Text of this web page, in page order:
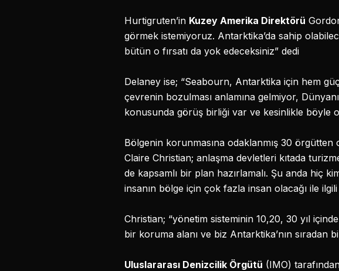
Hurtigruten’in Kuzey Amerika Direktörü
görmek istemiyoruz. Antarktika’da sahip
bütün o fırsatı da yok edeceksiniz” dedi
Delaney ise; “Seabourn, Antarktika için hem
çevrenin bozulması anlamına gelmiyor,
konusunda görüş birliği var ve kesinlikle böyle
Bölgenin korunmasına odaklanmış 30 örgütten
Claire Christian; anlaşma devletleri kıtada
de kapsamlı bir plan hazırlamalı. Şu anda hiç
insanın bölge için çok fazla insan olacağı ile
Christian; “yönetim sisteminin 10,20, 30 yıl
bir koruma alanı ve biz Antarktika’nın sıradan
Uluslararası Denizcilik Örgütü (IMO)